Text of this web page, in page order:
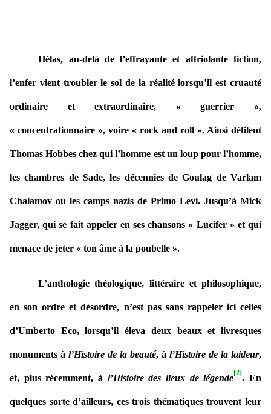
Hélas, au-delà de l’effrayante et affriolante fiction,
l’enfer vient troubler le sol de la réalité lorsqu’il est cruauté
ordinaire et extraordinaire, « guerrier »,
« concentrationnaire », voire « rock and roll ». Ainsi défilent
Thomas Hobbes chez qui l’homme est un loup pour l’homme,
les chambres de Sade, les décennies de Goulag de Varlam
Chalamov ou les camps nazis de Primo Levi. Jusqu’à Mick
Jagger, qui se fait appeler en ses chansons « Lucifer » et qui
menace de jeter « ton âme à la poubelle ».
L’anthologie théologique, littéraire et philosophique,
en son ordre et désordre, n’est pas sans rappeler ici celles
d’Umberto Eco, lorsqu’il éleva deux beaux et livresques
monuments à l’Histoire de la beauté, à l’Histoire de la laideur,
et, plus récemment, à l’Histoire des lieux de légende[2]. En
quelques sorte d’ailleurs, ces trois thématiques trouvent leur